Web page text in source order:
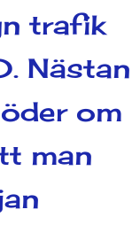
trafik
Nästan
om
man